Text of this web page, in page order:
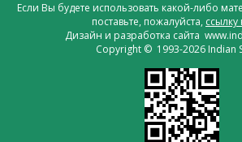
Если Вы будете использовать какой-либо
поставьте, пожалуйста, ссылку
Дизайн и разработка сайта
Copyright © 1993-2026 Indian